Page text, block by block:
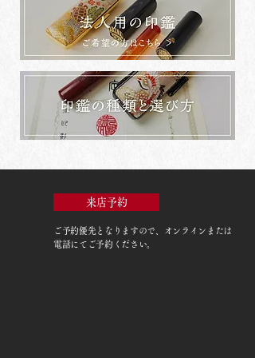
来店予約
ご予約優先 となりますので、オンラインまたは
電話にてご予約ください。